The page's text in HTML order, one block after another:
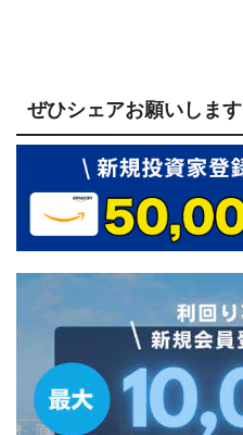
ぜひシェアお願いします